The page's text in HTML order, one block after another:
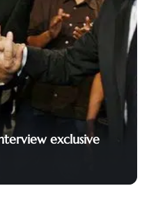
exclusive